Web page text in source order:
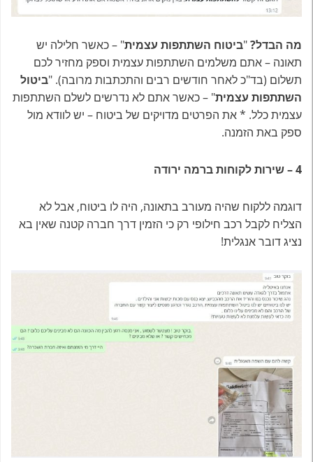
מה הבדל?"ביטוח השתתפות עצמית" – כאשר חלילה יש
תאונה – אתם משלמים השתתפות עצמית וספק מחזיר לכם
תשלום (בד"כ לאחר חודשים רבים והתכתבות מרובה). "ביטול
השתתפות עצמית" – כאשר אתם לא נדרשים לשלם השתתפות
עצמית כלל. * את הפרטים מדויקים של ביטוח – יש לוודא מול
ספק באת הזמנה.
4 – שירות לקוחות ברמה ירודה
דוגמה ללקוח שהיה מעורב בתאונה, היה לו ביטוח, אבל לא
הצליח לקבל רכב חילופי רק כי הזמין דרך חברה קטנה שאין בא
נציג דובר אנגלית!